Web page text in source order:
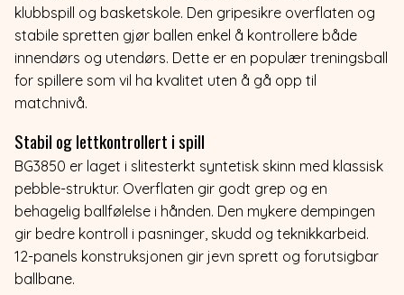
klubbspill og basketskole. Den gripesikre overflaten og
stabile spretten gjør ballen enkel å kontrollere både
innendørs og utendørs. Dette er en populær treningsball
for spillere som vil ha kvalitet uten å gå opp til
matchnivå.
Stabil og lettkontrollert i spill
BG3850 er laget i slitesterkt syntetisk skinn med klassisk
pebble-struktur. Overflaten gir godt grep og en
behagelig ballfølelse i hånden. Den mykere dempingen
gir bedre kontroll i pasninger, skudd og teknikkarbeid.
12-panels konstruksjonen gir jevn sprett og forutsigbar
ballbane.